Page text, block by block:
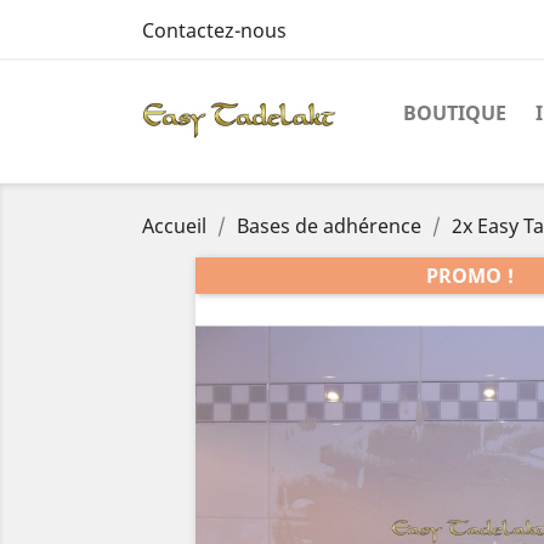
Contactez-nous
BOUTIQUE
Accueil Bases de adhérence
2x Easy
PROMO !